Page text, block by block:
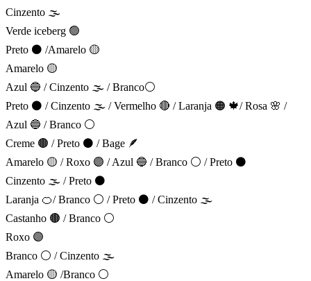
Cinzento 🌫️
Verde iceberg 🟢
Preto ⚫ /Amarelo 🟡
Amarelo 🟡
Azul 🔵 / Cinzento 🌫️ / Branco⚪
Preto ⚫ / Cinzento 🌫️ / Vermelho 🔴 / Laranja 🟠 🍁/ Rosa 🌸 /
Azul 🔵 / Branco ⚪
Creme 🟤 / Preto ⚫ / Bage 🪶
Amarelo 🟡 / Roxo 🟣 / Azul 🔵 / Branco ⚪ / Preto ⚫
Cinzento 🌫️ / Preto ⚫
Laranja 🍊/ Branco ⚪ / Preto ⚫ / Cinzento 🌫️
Castanho 🟤 / Branco ⚪
Roxo 🟣
Branco ⚪ / Cinzento 🌫️
Amarelo 🟡 /Branco ⚪